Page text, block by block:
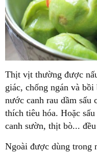
Thịt vịt thường được
giác, chống ngán và
nước canh rau dầm sấu
thích tiêu hóa. Hoặc
canh sườn, thịt bò...
Ngoài được dùng trong